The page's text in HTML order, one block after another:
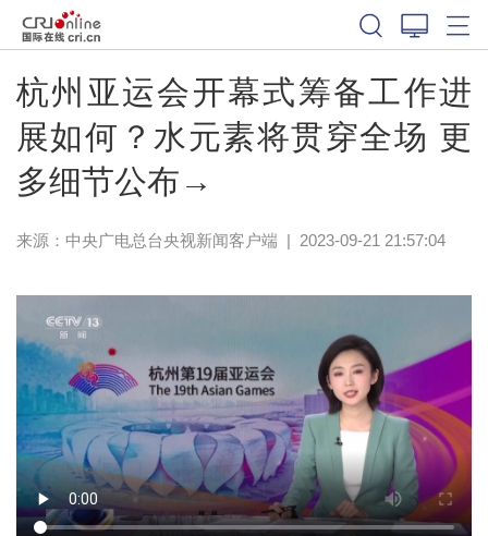
杭州亚运会开幕式筹备工作进
展如何？水元素将贯穿全场 更
多细节公布→
来源： 中央广电总台央视新闻客户端 | 2023-09-21 21:57:04